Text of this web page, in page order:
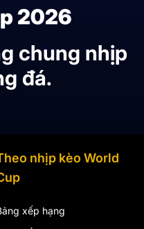
2026
chung nhịp
đá.
nhịp kèo World
xếp hạng